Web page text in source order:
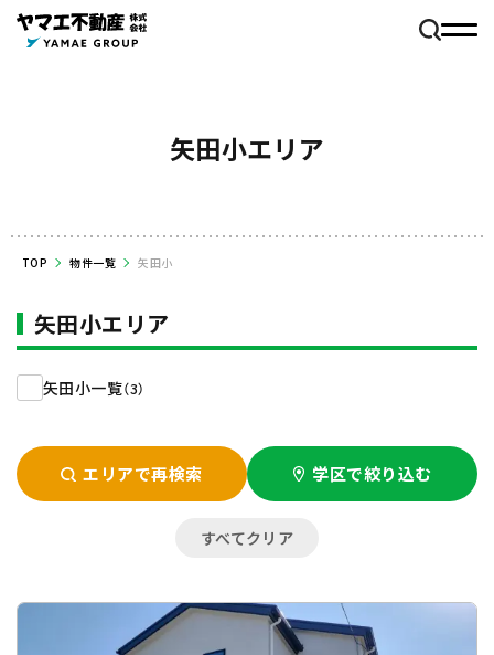
矢田小エリア
TOP 物件一覧 矢田小
矢田小エリア
矢田小一覧（3）
エリアで再検索 学区で絞り込む
すべてクリア